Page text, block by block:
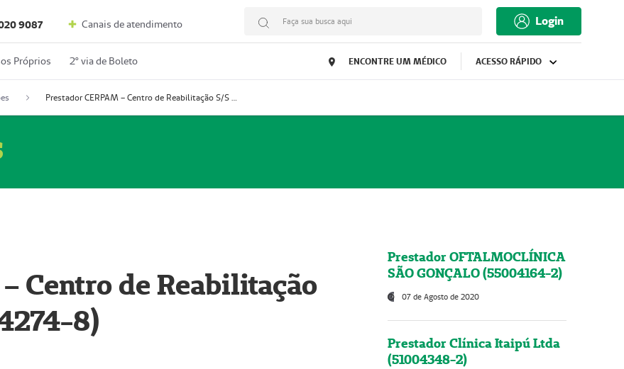
9087 Canais de atendimento Faça sua busca aqui Login
Próprios 2º via de Boleto ENCONTRE UM MÉDICO ACESSO RÁPIDO
Prestador CERPAM – Centro de Reabilitação S/S Ltda-ME (52004274-8)
Centro de Reabilitação
8)
Prestador OFTALMOCLÍNICA
SÃO GONÇALO (55004164-2)
07 de Agosto de 2020
Prestador Clínica Itaipú Ltda
(51004348-2)